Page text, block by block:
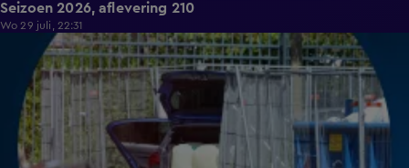
Seizoen 2026, aflevering 210
Wo 29 juli, 22:31